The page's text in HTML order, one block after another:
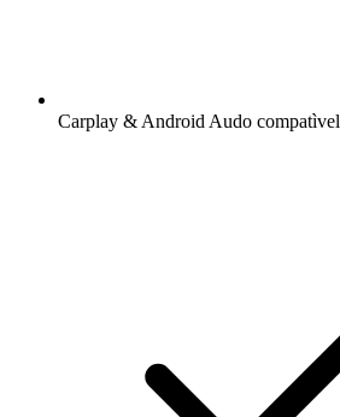
Carplay & Android Audo compatìvel